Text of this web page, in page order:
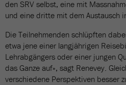
den SRV selbst, eine mit
und eine dritte mit dem Austausch
Die Teilnehmenden schlüpften
etwa jene einer langjährigen
Lehrabgängers oder einer jungen
das Ganze auf», sagt Renevey.
verschiedene Perspektiven besser